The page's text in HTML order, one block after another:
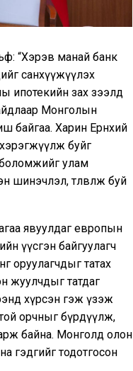
“Хэрэв манай банк
санхүүжүүлэх
ипотекийн зах зээлд
Монголын
байгаа. Харин Ерөнхий
буйг
боломжийг улам
төлөвлөж буй
явуулдаг европын
үүсгэн байгуулагч
оруулагчдыг татах
жуулчдыг татдаг
хүрсэн гэж үзэж
орчныг бүрдүүлж,
байна. Монголд олон
гэдгийг тодотгосон